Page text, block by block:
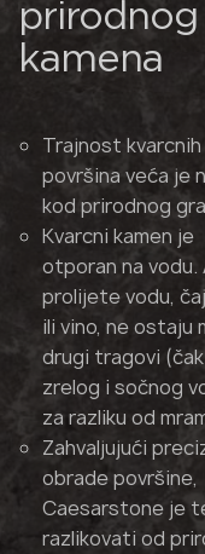
prirodnog
kamena
Trajnost kvarcnih
površina veća je
kod prirodnog
Kvarcni kamen je
otporan na vodu.
prolijete vodu,
ili vino, ne ostaju
drugi tragovi
zrelog i sočnog
za razliku od
Zahvaljujući
obrade površine,
Caesarstone je
razlikovati od